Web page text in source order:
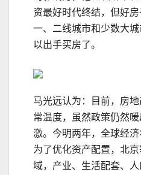
资最好时代终结，但好房
一、二线城市和少数大
以出手买房了。
马光远认为：目前，房
常温度，虽然政策仍然
激。今明两年，全球经
为了优化资产配置，北
域，产业、生活配套、